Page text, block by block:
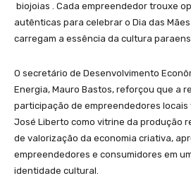
biojoias . Cada empreendedor trouxe
autênticas para celebrar o Dia das
carregam a essência da cultura
O secretário de Desenvolvimento
Energia, Mauro Bastos, reforçou que a
participação de empreendedores locais
José Liberto como vitrine da produção
de valorização da economia criativa,
empreendedores e consumidores em
identidade cultural.